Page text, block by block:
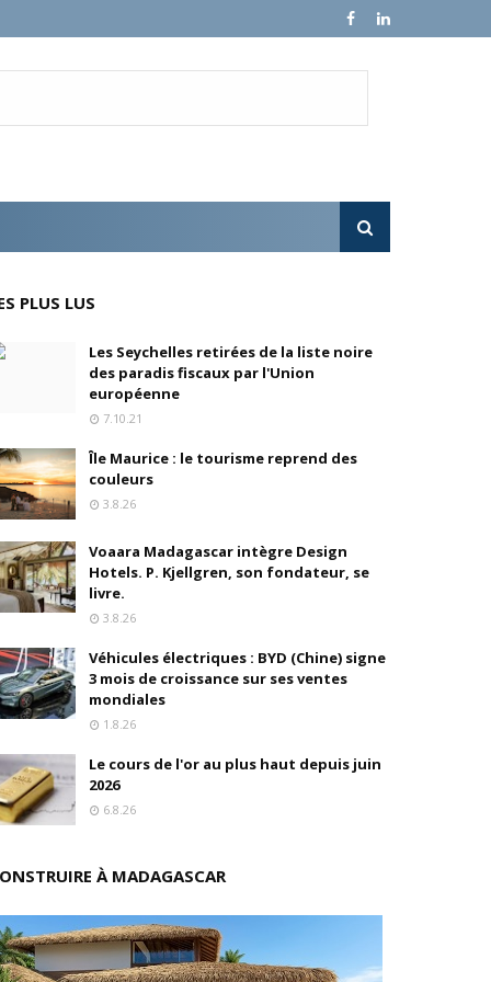
sur ses ventes mondiales
de FedEx Supply Chain
pions
fonds
PLUS LUS
Les Seychelles retirées de la liste noire
des paradis fiscaux par l'Union
européenne
7.10.21
Île Maurice : le tourisme reprend des
couleurs
3.8.26
Voaara Madagascar intègre Design
Hotels. P. Kjellgren, son fondateur, se
livre.
3.8.26
Véhicules électriques : BYD (Chine) signe
3 mois de croissance sur ses ventes
mondiales
1.8.26
Le cours de l'or au plus haut depuis juin
2026
6.8.26
À MADAGASCAR